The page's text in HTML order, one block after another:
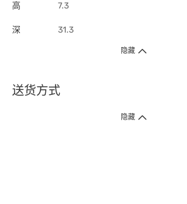
高 7.3
深 31.3
隐藏
送货方式
1. 送货到府（受卫生署条例规管产品除外 ）
隐藏